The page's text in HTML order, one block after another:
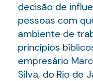
decisão de
pessoas com
ambiente de
princípios
empresário
Silva, do Rio de